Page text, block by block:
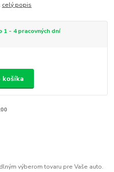
celý popis
1 - 4 pracovných dní
košíka
výberom tovaru pre Vaše auto.